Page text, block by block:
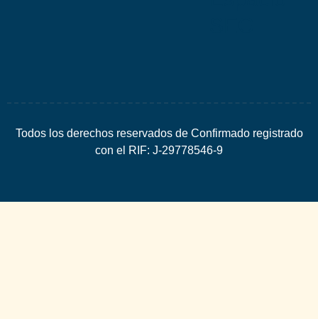
Todos los derechos reservados de Confirmado registrado
con el RIF: J-29778546-9